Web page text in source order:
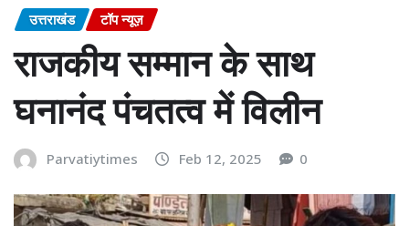
उत्तराखंड टॉप न्यूज़
राजकीय सम्मान के साथ
घनानंद पंचतत्व में विलीन
Parvatiytimes Feb 12, 2025 0